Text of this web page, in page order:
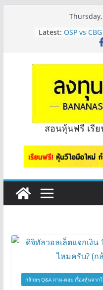
Latest: OSP vs
ดี? | Q&A ก
“ปันผล” |
จะเลือกหุ้น
Long ของหุ้
กล้วยๆ
มีเงิน 8 ล้า
ระยะยาว อุ
กล้วยๆ
หุ้นซอสภูเขา
สอนหุ้นฟรี เรี
กล้วยๆ Q&A ถาม-ตอบ เรื่องหุ้นจาก